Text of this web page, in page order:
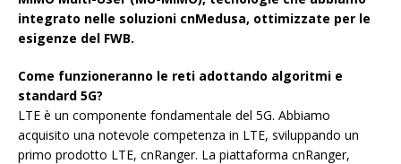
integrato nelle soluzioni cnMedusa, ottimizzate per le
esigenze del FWB.
Come funzioneranno le reti adottando algoritmi e
standard 5G?
LTE è un componente fondamentale del 5G. Abbiamo
acquisito una notevole competenza in LTE, sviluppando un
primo prodotto LTE, cnRanger. La piattaforma cnRanger,